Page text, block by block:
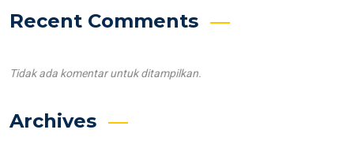
Recent Comments
Tidak ada komentar untuk ditampilkan.
Archives